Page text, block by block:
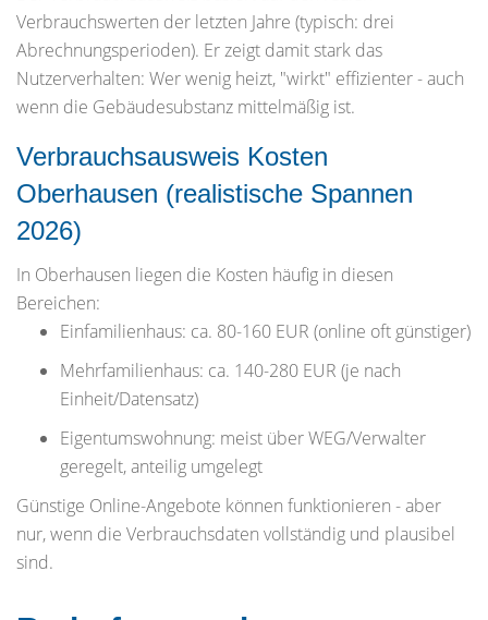
Verbrauchswerten der letzten Jahre (typisch: drei
Abrechnungsperioden). Er zeigt damit stark das
Nutzerverhalten: Wer wenig heizt, "wirkt" effizienter - auch
wenn die Gebäudesubstanz mittelmäßig ist.
Verbrauchsausweis Kosten
Oberhausen (realistische Spannen
2026)
In Oberhausen liegen die Kosten häufig in diesen
Bereichen:
Einfamilienhaus: ca. 80-160 EUR (online oft günstiger)
Mehrfamilienhaus: ca. 140-280 EUR (je nach
Einheit/Datensatz)
Eigentumswohnung: meist über WEG/Verwalter
geregelt, anteilig umgelegt
Günstige Online-Angebote können funktionieren - aber
nur, wenn die Verbrauchsdaten vollständig und plausibel
sind.